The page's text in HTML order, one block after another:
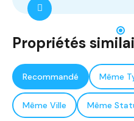
À Vendre
Propriétés
Recommandé Même
Même Ville Même